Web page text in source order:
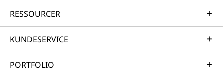
RESSOURCER
KUNDESERVICE
PORTFOLIO